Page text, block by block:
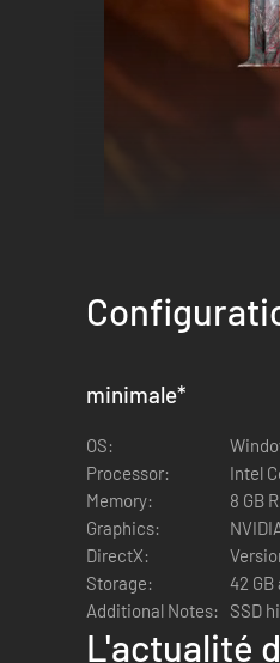
minimale*
OS:
Processor:
Intel
Memory:
8 GB
Graphics:
DirectX:
Storage:
42
Additional Notes:
SSD
L'actualité